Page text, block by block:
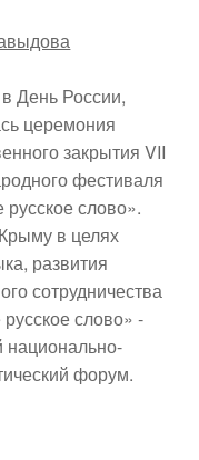
День России,
церемония
закрытия VII
фестиваля
русское слово».
в целях
развития
сотрудничества
слово» ‑
национально-
форум.